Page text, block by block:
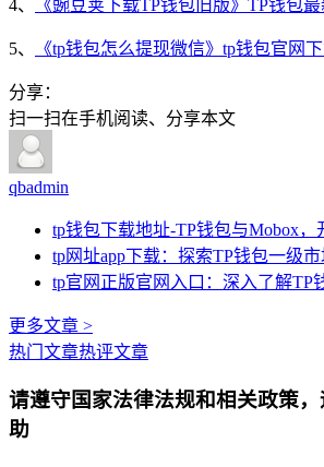
4、 《豌豆荚下载TP钱包旧版》TP钱包
5、 《tp钱包怎么提现微信》tp钱包官网
分享：
扫一扫在手机阅读、分享本文
qbadmin
tp钱包下载地址-TP钱包与Mobox
tp网址app下载：探索TP钱包一级
tp官网正版官网入口：深入了解TP
更多文章 >
热门文章热评文章
请遵守国家法律法规和相关政策
助